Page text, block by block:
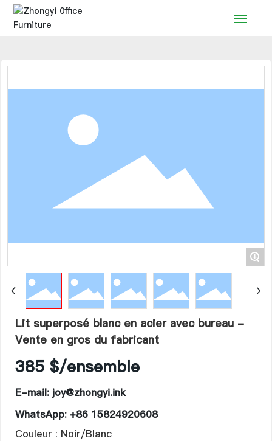
Contact
Langue
+
Lit superposé blanc en acier avec bureau -
Vente en gros du fabricant
385 $/ensemble
E-mail: joy@zhongyi.ink
WhatsApp: +86 15824920608
Couleur : Noir/Blanc